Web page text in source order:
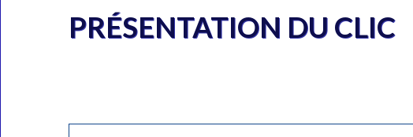
PRÉSENTATION DU CLIC